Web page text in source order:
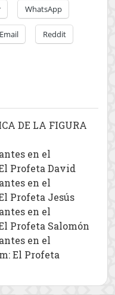
WhatsApp
Email Reddit
DE LA FIGURA
en el
Profeta David
en el
Profeta Jesús
en el
Profeta Salomón
en el
El Profeta